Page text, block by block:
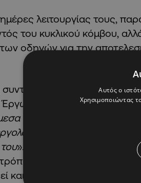
ημέρες λειτουργίας τους,
του κυκλικού κόμβου,
οδηγών για την
και λειτουργία
Έργων σύμφωνα με το οποίο
τα φώτα τροχαίας εκτός
να υποβάλει στο
». Αυτή θα πρέπει να
που προδιαγραφεί η
και εγκριθεί αρμοδίως.
Αυτός ο
Χρησιμοποιώντας